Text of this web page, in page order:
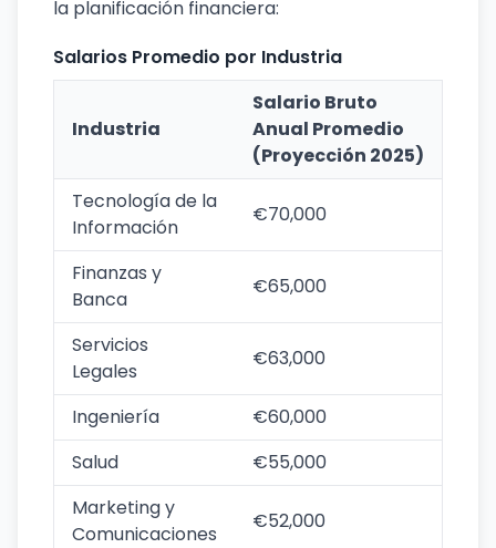
la planificación financiera:
Salarios Promedio por Industria
Industria
Salario Bruto
Anual Promedio
(Proyección 2025)
Tecnología de la
Información
€70,000
Finanzas y
Banca
€65,000
Servicios
Legales
€63,000
Ingeniería
€60,000
Salud
€55,000
Marketing y
Comunicaciones
€52,000